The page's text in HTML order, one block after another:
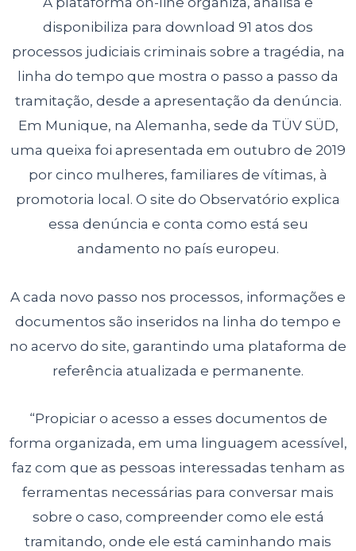
disponibiliza para download 91 atos dos
processos judiciais criminais sobre a tragédia, na
linha do tempo que mostra o passo a passo da
tramitação, desde a apresentação da denúncia.
Em Munique, na Alemanha, sede da TÜV SÜD,
uma queixa foi apresentada em outubro de 2019
por cinco mulheres, familiares de vítimas, à
promotoria local. O site do Observatório explica
essa denúncia e conta como está seu
andamento no país europeu.
A cada novo passo nos processos, informações e
documentos são inseridos na linha do tempo e
no acervo do site, garantindo uma plataforma de
referência atualizada e permanente.
“Propiciar o acesso a esses documentos de
forma organizada, em uma linguagem acessível,
faz com que as pessoas interessadas tenham as
ferramentas necessárias para conversar mais
sobre o caso, compreender como ele está
tramitando, onde ele está caminhando mais